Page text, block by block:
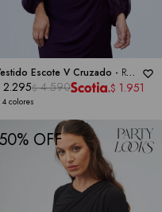
Escote V Cruzado - RM
4 colores
2.295$ 4.590 $ 1.951
50